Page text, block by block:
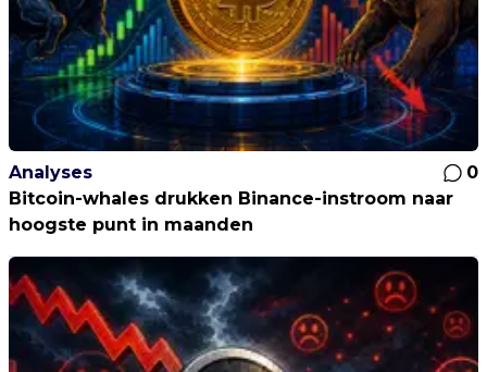
Analyses
0
Bitcoin-whales drukken Binance-instroom naar
hoogste punt in maanden